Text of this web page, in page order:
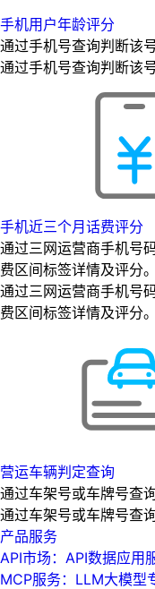
手机用户年龄评分
通过手机号查询判断该
通过手机号查询判断该
手机近三个月话费评分
通过三网运营商手机号
费区间标签详情及评分。
通过三网运营商手机号
费区间标签详情及评分。
营运车辆判定查询
通过车架号或车牌号查
通过车架号或车牌号查
产品服务
API市场：API数据应用
MCP服务：LLM大模型